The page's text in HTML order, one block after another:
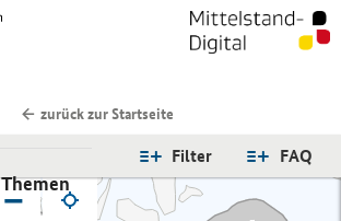
zurück zur Startseite
FAQ
Filter
Themen
−